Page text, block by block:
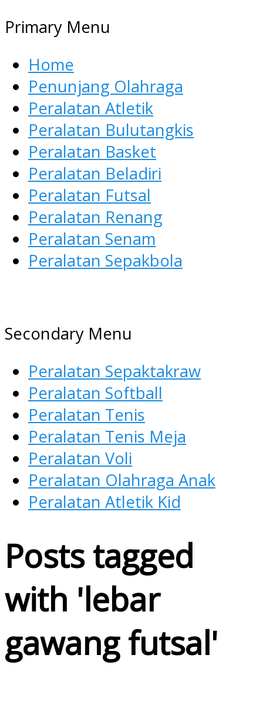
Primary Menu
Home
Penunjang Olahraga
Peralatan Atletik
Peralatan Bulutangkis
Peralatan Basket
Peralatan Beladiri
Peralatan Futsal
Peralatan Renang
Peralatan Senam
Peralatan Sepakbola
AGEN ALAT OLAHRAGA
Menyediakan Alat Olahraga
Secondary Menu
Peralatan Sepaktakraw
Peralatan Softball
Peralatan Tenis
Peralatan Tenis Meja
Peralatan Voli
Peralatan Olahraga Anak
Peralatan Atletik Kid
Posts tagged
with 'lebar
gawang futsal'